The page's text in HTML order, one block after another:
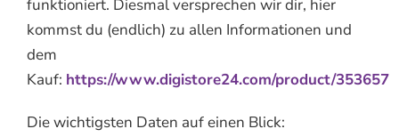
funktioniert. Diesmal versprechen wir dir, hier
kommst du (endlich) zu allen Informationen und
dem
Kauf: https://www.digistore24.com/product/353657
Die wichtigsten Daten auf einen Blick: